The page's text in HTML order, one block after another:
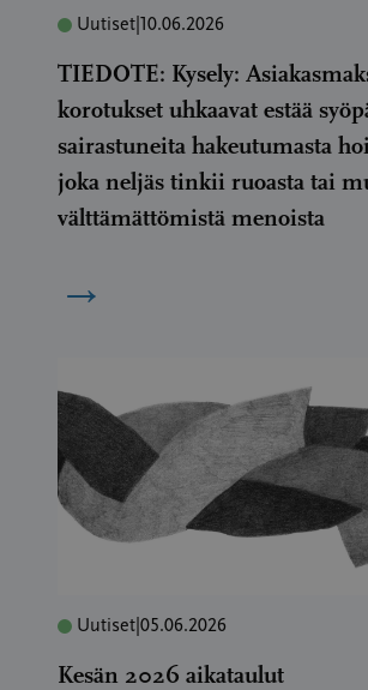
Uutiset 10.06.2026
TIEDOTE: Kysely:
korotukset uhkaavat estää
sairastuneita hakeutumasta
joka neljäs tinkii ruoasta tai
välttämättömistä menoista
→
Uutiset 05.06.2026
Kesän 2026 aikataulut